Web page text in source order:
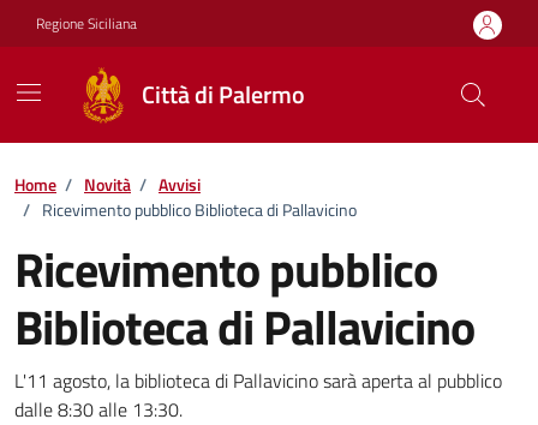
Vai ai contenuti
Vai al footer
Regione Siciliana
Città di Palermo
Home / Novità / Avvisi
/ Ricevimento pubblico Biblioteca di Pallavicino
Ricevimento pubblico
Biblioteca di Pallavicino
Dettagli della notizia
L'11 agosto, la biblioteca di Pallavicino sarà aperta al pubblico
dalle 8:30 alle 13:30.